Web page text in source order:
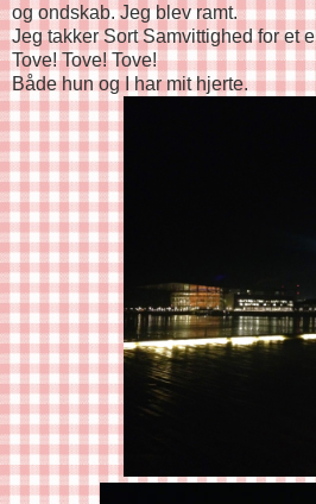
og ondskab. Jeg blev ramt.
Jeg takker Sort Samvittighed for et
Tove! Tove! Tove!
Både hun og I har mit hjerte.